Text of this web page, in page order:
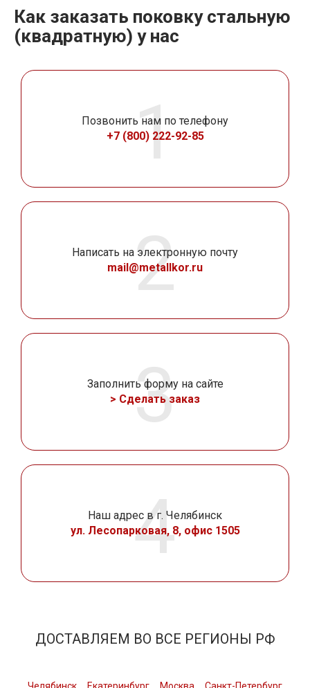
Как заказать поковку стальную
(квадратную) у нас
Позвонить нам по телефону
+7 (800) 222-92-85
Написать на электронную почту
mail@metallkor.ru
Заполнить форму на сайте
> Сделать заказ
Наш адрес в г. Челябинск
ул. Лесопарковая, 8, офис 1505
ДОСТАВЛЯЕМ ВО ВСЕ РЕГИОНЫ РФ
Челябинск Екатеринбург Москва Санкт-Петербург